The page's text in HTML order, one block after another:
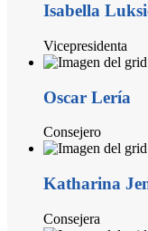
Isabella
Vicepresidenta
Oscar Lería
Consejero
Katharina
Consejera